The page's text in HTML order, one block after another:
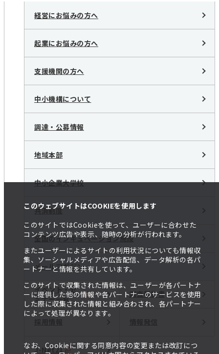
このウェブサイトはCOOKIEを使用します
このサイトではCookieを使って、ユーザーに合わせた
コンテンツ広告や表示、随時の分析が行われます。
またユーザーによるサイトの利用状況についても情報収
集、ソーシャルメディアや広告配信、データ解析の各パ
ートナーと情報を共有しています。
このサイトで収集された情報は、ユーザーが各パートナ
ーに提供した他の情報や各パートナーのサービスを使用
した際に収集された情報と組み合わされ、各パートナー
によって処理が異なります。
なお、Cookieに関する同意内容の変更または改訂につ
経営にお悩みの方へ
起業にお悩みの方へ
支援機関の方へ
中小機構について
調達・公募情報
地域本部
中小企業大学校
共済制度
全国のインキュベーション施設
メールマガジン
イベント・セ
ミナー一覧
調査報告書
J-Net21